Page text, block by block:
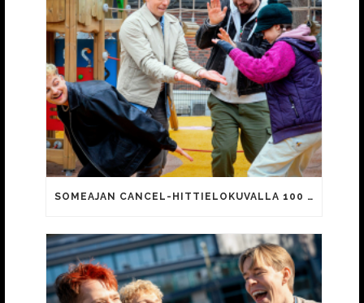
SOMEAJAN CANCEL-HITTIELOKUVALLA 100 000 KATSOJAA!